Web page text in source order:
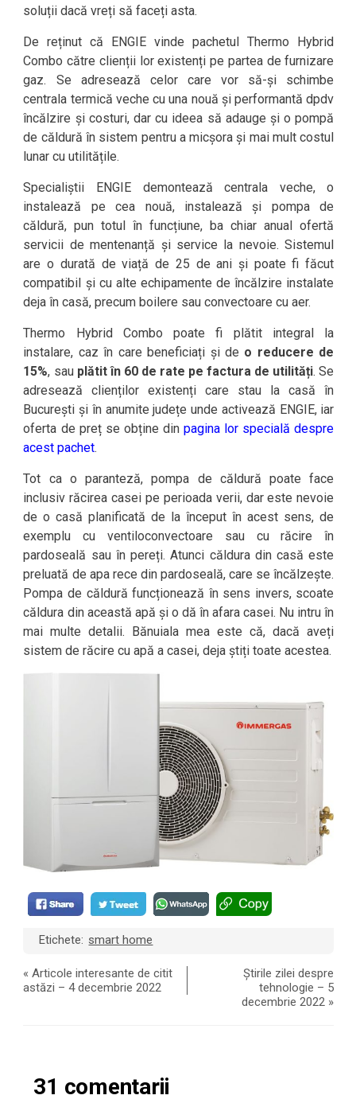
soluții dacă vreți să faceți asta.
De reținut că ENGIE vinde pachetul Thermo Hybrid
Combo către clienții lor existenți pe partea de furnizare
gaz. Se adresează celor care vor să-și schimbe
centrala termică veche cu una nouă și performantă dpdv
încălzire și costuri, dar cu ideea să adauge și o pompă
de căldură în sistem pentru a micșora și mai mult costul
lunar cu utilitățile.
Specialiștii ENGIE demontează centrala veche, o
instalează pe cea nouă, instalează și pompa de
căldură, pun totul în funcțiune, ba chiar anual ofertă
servicii de mentenanță și service la nevoie. Sistemul
are o durată de viață de 25 de ani și poate fi făcut
compatibil și cu alte echipamente de încălzire instalate
deja în casă, precum boilere sau convectoare cu aer.
Thermo Hybrid Combo poate fi plătit integral la
instalare, caz în care beneficiați și de o reducere de
15%, sau plătit în 60 de rate pe factura de utilități. Se
adresează clienților existenți care stau la casă în
București și în anumite județe unde activează ENGIE, iar
oferta de preț se obține din pagina lor specială despre
acest pachet.
Tot ca o paranteză, pompa de căldură poate face
inclusiv răcirea casei pe perioada verii, dar este nevoie
de o casă planificată de la început în acest sens, de
exemplu cu ventiloconvectoare sau cu răcire în
pardoseală sau în pereți. Atunci căldura din casă este
preluată de apa rece din pardoseală, care se încălzește.
Pompa de căldură funcționează în sens invers, scoate
căldura din această apă și o dă în afara casei. Nu intru în
mai multe detalii. Bănuiala mea este că, dacă aveți
sistem de răcire cu apă a casei, deja știți toate acestea.
Etichete: smart home
«Articole interesante de citit
astăzi – 4 decembrie 2022
Știrile zilei despre
tehnologie – 5
decembrie 2022 »
31 comentarii